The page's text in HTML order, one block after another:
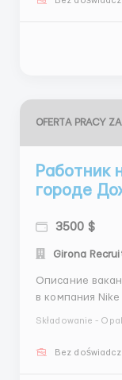
OFERTA PRACY
Работник
городе
3500 $
Girona
Описание вакансии ️Работодатель
️в компания
Обязанности: •
Упаковка
Składowanie -
Bez